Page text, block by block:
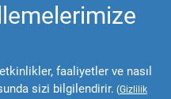
faaliyetler ve nasıl
sizi bilgilendirir. (Gizlilik